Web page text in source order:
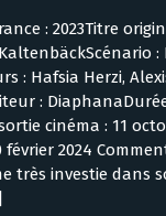
: 2023Titre
:
: Hafsia Herzi,
:
cinéma : 11
février 2024
très investie dans